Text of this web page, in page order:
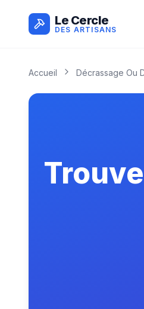
Le Cercle
DES ARTISANS
Accueil Décrassage Ou